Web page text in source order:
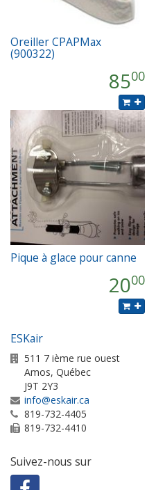
Oreiller CPAPMax
(900322)
8500
Pique à glace pour canne
2000
ESKair
511 7 ième rue ouest
Amos, Québec
J9T 2Y3
info@eskair.ca
819-732-4405
819-732-4410
Suivez-nous sur